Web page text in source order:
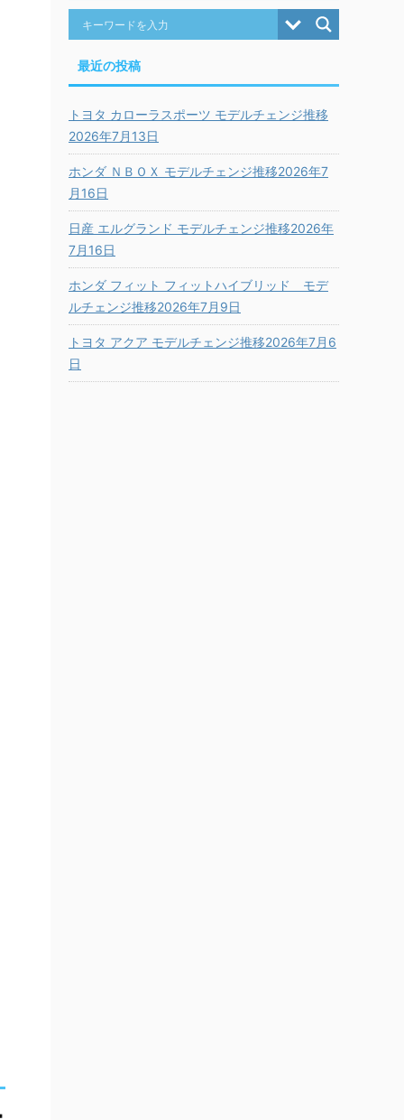
最近の投稿
トヨタ カローラスポーツ モデルチェンジ推移
2026年7月13日
ホンダ ＮＢＯＸ モデルチェンジ推移2026年7
月16日
日産 エルグランド モデルチェンジ推移2026年
7月16日
ホンダ フィット フィットハイブリッド モデ
ルチェンジ推移2026年7月9日
トヨタ アクア モデルチェンジ推移2026年7月6
日